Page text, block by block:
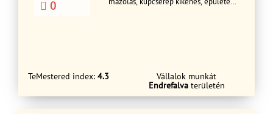
0
TeMestered index: 4.3
Vállalok munkát
Endrefalvaterületén